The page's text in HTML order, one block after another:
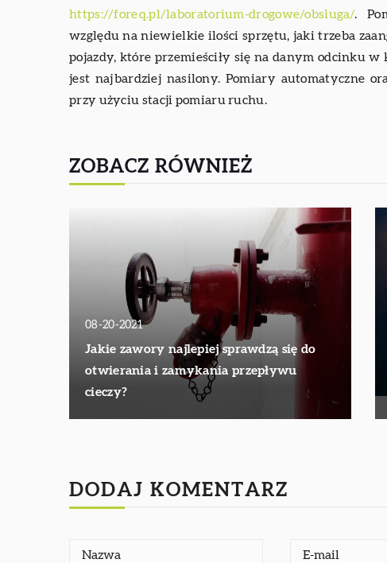
https://foreq.pl/laboratorium-drogowe/obsluga/.
względu na niewielkie ilości sprzętu, jaki trzeba
pojazdy, które przemieściły się na danym odcinku
jest najbardziej nasilony. Pomiary automatyczne
przy użyciu stacji pomiaru ruchu.
ZOBACZ RÓWNIEŻ
08-20-2021
Jakie zawory najlepiej sprawdzą się do
otwierania i zamykania przepływu
cieczy?
DODAJ KOMENTARZ